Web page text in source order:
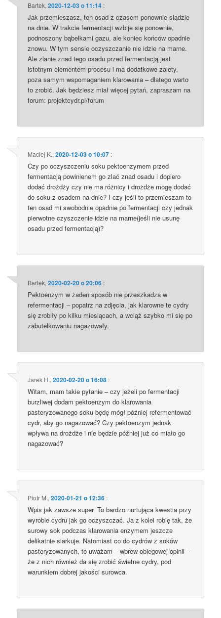
Bartek,2020-12-03 o 11:14 :
Jak przemieszasz, ten osad z czasem ponownie siądzie
na dnie. W trakcie fermentacji wzbije się ponownie,
podnoszony bąbelkami gazu, ale koniec końców opadnie
znowu. W tym sensie oczyszczanie nie idzie na marne.
Ale zlanie znad tego osadu przed fermentacją jest
istotnym elementem procesu i ma dodatkowe zalety,
poza samym wspomaganiem klarowania – dlatego warto
to zrobić. Jak będziesz miał więcej pytań, zapraszam na
forum: projektcydr.pl/forum
Maciej K.,2020-12-03 o 10:07 :
Czy po oczyszczeniu soku pektoenzymem przed
fermentacją powinienem go zlać znad osadu i dopiero
dodać drożdży czy nie ma różnicy i drożdże mogę dodać
do soku z osadem na dnie? I czy jeśli to przemieszam to
ten osad mi swobodnie opadnie po fermentacji czy jednak
pierwotne czyszczenie idzie na marne(jeśli nie usunę
osadu przed fermentacją)?
Bartek,2020-02-20 o 20:06 :
Pektoenzym w żaden sposób nie przeszkadza w
refermentacji – popatrz na zdjęcia, jak klarowne te cydry
się zrobiły po kilku miesiącach, a wciąż szybko mi się po
zabutelkowaniu nagazowały.
Jarek H.,2020-02-20 o 16:08 :
Witam, mam takie pytanie – czy jeżeli po fermentacji
burzliwej dodam pektoenzym do klarowania
pasteryzowanego soku będę mógł później refermentować
cydr, aby go nagazować? Czy pektoenzym jednak
wpływa na drożdże i nie będzie później już co miało go
nagazować?
Piotr M.,2020-01-21 o 12:36 :
Wpis jak zawsze super. To bardzo nurtująca kwestia przy
wyrobie cydru jak go oczyszczać. Ja z kolei robię tak, że
surowy sok podczas klarowania enzymem jeszcze
delikatnie siarkuje. Natomiast co do cydrów z soków
pasteryzowanych, to uważam – wbrew obiegowej opinii –
że z nich również da się zrobić świetne cydry, pod
warunkiem dobrej jakości surowca.